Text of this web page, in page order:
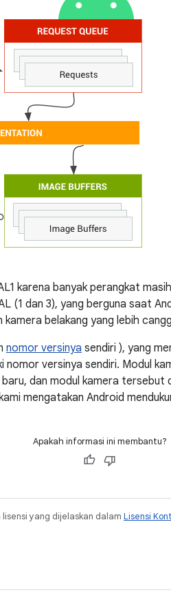
karena banyak perangkat
(1 dan 3), yang berguna saat
belakang yang lebih
nomor versinya sendiri ), yang
nomor versinya sendiri. Modul
dan modul kamera
mengatakan Android
Apakah informasi ini membantu?
yang dijelaskan dalam Lisensi